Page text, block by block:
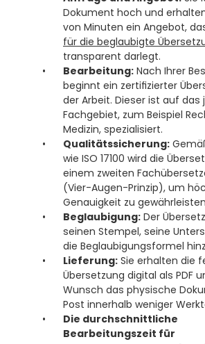
Dokument hoch und
von Minuten ein Angebot,
für die beglaubigte
transparent darlegt.
Bearbeitung: Nach Ihrer
beginnt ein zertifizierter
der Arbeit. Dieser ist auf das
Fachgebiet, zum Beispiel
Medizin, spezialisiert.
Qualitätssicherung:
wie ISO 17100 wird die
einem zweiten
(Vier-Augen-Prinzip), um
Genauigkeit zu
Beglaubigung: Der
seinen Stempel, seine
die Beglaubigungsformel
Lieferung: Sie erhalten die
Übersetzung digital als PDF
Wunsch das physische
Post innerhalb weniger
Die durchschnittliche
Bearbeitungszeit für